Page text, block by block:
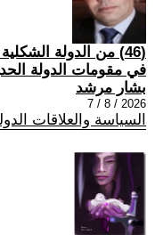
(46) من الدولة
في مقومات الدولة
بشار مرشد
2026 / 8 / 7
السياسة والعلاقات